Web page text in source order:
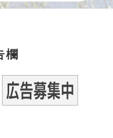
欄